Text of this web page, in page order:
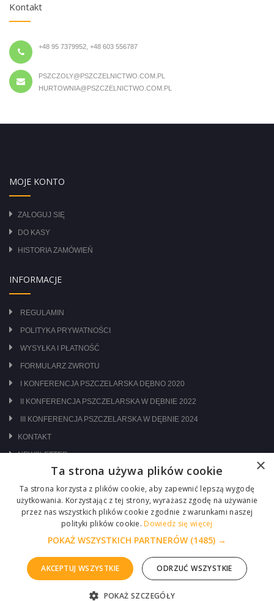
Kontakt
+48 95 7379952, +48 603 556787
PSZCZOLY@PSZCZELNICTWO.COM.PL
HURTOWNIA@PSZCZELNICTWO.COM.PL
MOJE KONTO
ZALOGUJ SIĘ
DO KASY
HISTORIA ZAMÓWIEŃ
INFORMACJE
REGULAMIN
POLITYKA PRYWATNOŚCI
WYSYŁKA I PŁATNOŚĆ
FORMULARZ ZWROTU
I KONFERENCJA PSZCZELARSKA DĘBNO 2020
II KONFERENCJA PSZCZELARSKA W DĘBNIE 2022
III KONFERENCJA PSZCZELARSKA W DĘBNIE 2024
KONTAKT
NEWSLETTER
ODWIEDŹ NAS NA:
Realizacja :
ZGŁOŚ PROBLEM
×
Ta strona używa plików cookie
Ta strona korzysta z plików cookie, aby zapewnić lepszą wygodę
użytkowania. Korzystając z tej strony, wyrażasz zgodę na używanie
przez nas wszystkich plików cookie zgodnie z warunkami naszej
polityki plików cookie. Dowiedz się więcej
POKAŻ WSZYSTKICH PARTNERÓW (1485) →
AKCEPTUJ WSZYSTKIE ODRZUĆ WSZYSTKIE
POKAŻ SZCZEGÓŁY